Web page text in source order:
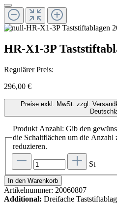
HR-X1-3P
Regulärer Preis:
296,00 €
Preise exkl. MwSt. zzgl.
Produkt Anzahl: Gib den
die Schaltflächen um die Anzahl
reduzieren.
St
In den Warenkorb
Artikelnummer: 20060807
Additional: Dreifache